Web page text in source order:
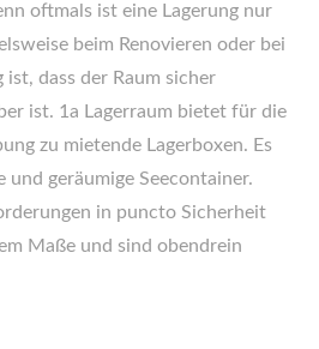
oftmals ist eine Lagerung nur
beim Renovieren oder bei
dass der Raum sicher
ist. 1a Lagerraum bietet für die
zu mietende Lagerboxen. Es
und geräumige Seecontainer.
in puncto Sicherheit
Maße und sind obendrein